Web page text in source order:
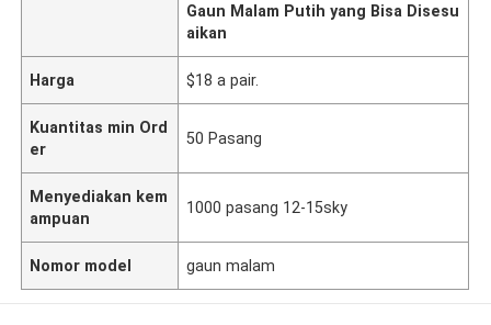
Gaun Malam Putih yang Bisa Disesu
aikan
Harga $18 a pair.
Kuantitas min Ord
er
50 Pasang
Menyediakan kem
ampuan
1000 pasang 12-15sky
Nomor model gaun malam